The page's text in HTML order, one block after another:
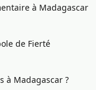
à Madagascar
de Fierté
à Madagascar ?